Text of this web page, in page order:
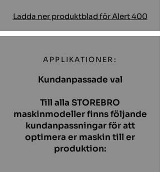
Ladda ner produktblad för Alert 400
APPLIKATIONER:
Kundanpassade val
Till alla STOREBRO
maskinmodeller finns följande
kundanpassningar för att
optimera er maskin till er
produktion: